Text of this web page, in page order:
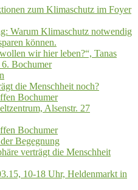
zum Klimaschutz im Foyer
Warum Klimaschutz notwendig
können.
wir hier leben?“, Tanas
Bochumer
die Menschheit noch?
Bochumer
Alsenstr. 27
Bochumer
Begegnung
verträgt die Menschheit
10-18 Uhr, Heldenmarkt in